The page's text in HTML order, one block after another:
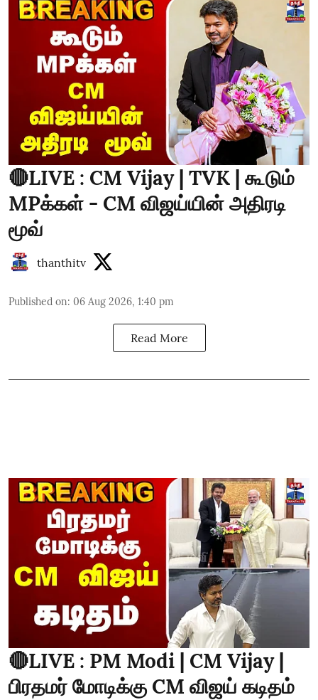
🔴LIVE : CM Vijay | TVK | கூடும்
MPக்கள் - CM விஜய்யின் அதிரடி
மூவ்
thanthitv
Published on: 06 Aug 2026, 1:40 pm
Read More
🔴LIVE : PM Modi | CM Vijay |
பிரதமர் மோடிக்கு CM விஜய் கடிதம்